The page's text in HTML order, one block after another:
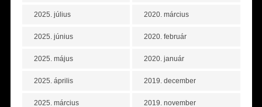
2025. július
2025. június
2025. május
2025. április
2025. március
2020. március
2020. február
2020. január
2019. december
2019. november